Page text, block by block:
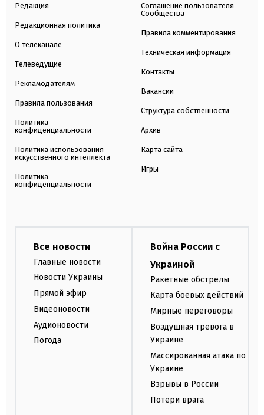
Редакция
Редакционная политика
О телеканале
Телеведущие
Рекламодателям
Правила пользования
Политика
конфиденциальности
Политика использования
искусственного интеллекта
Политика
конфиденциальности
Соглашение пользователя
Сообщества
Правила комментирования
Техническая информация
Контакты
Вакансии
Структура собственности
Архив
Карта сайта
Игры
Все новости
Главные новости
Новости Украины
Прямой эфир
Видеоновости
Аудионовости
Погода
Война России с
Украиной
Ракетные обстрелы
Карта боевых действий
Мирные переговоры
Воздушная тревога в
Украине
Массированная атака по
Украине
Взрывы в России
Потери врага